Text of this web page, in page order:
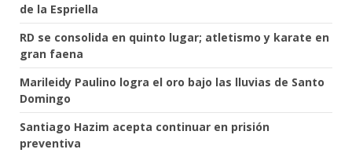
de la Espriella
RD se consolida en quinto lugar; atletismo y karate en
gran faena
Marileidy Paulino logra el oro bajo las lluvias de Santo
Domingo
Santiago Hazim acepta continuar en prisión
preventiva